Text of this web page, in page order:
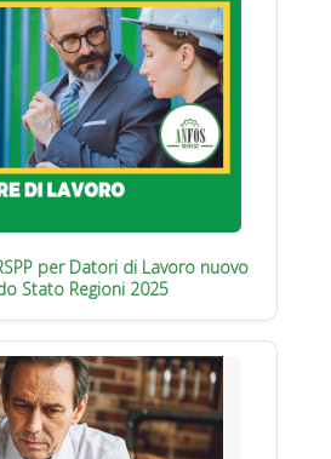
per Datori di Lavoro nuovo
Stato Regioni 2025